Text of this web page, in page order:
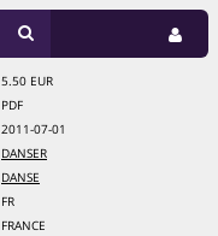
5.50 EUR
PDF
2011-07-01
DANSER
DANSE
FR
FRANCE